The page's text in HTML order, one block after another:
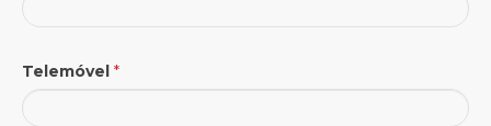
Telemóvel *